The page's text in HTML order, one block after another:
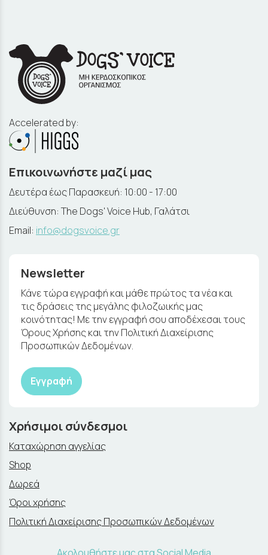
Accelerated by:
Επικοινωνήστε μαζί μας
Δευτέρα έως Παρασκευή: 10:00 - 17:00
Διεύθυνση: The Dogs' Voice Hub, Γαλάτσι
Email: info@dogsvoice.gr
Newsletter
Κάνε τώρα εγγραφή και μάθε πρώτος τα νέα και
τις δράσεις της μεγάλης φιλοζωικής μας
κοινότητας! Με την εγγραφή σου αποδέχεσαι τους
Όρους Χρήσης και την Πολιτική Διαχείρισης
Προσωπικών Δεδομένων.
Εγγραφή
Χρήσιμοι σύνδεσμοι
Καταχώρηση αγγελίας
Shop
Δωρεά
Όροι χρήσης
Πολιτική Διαχείρισης Προσωπικών Δεδομένων